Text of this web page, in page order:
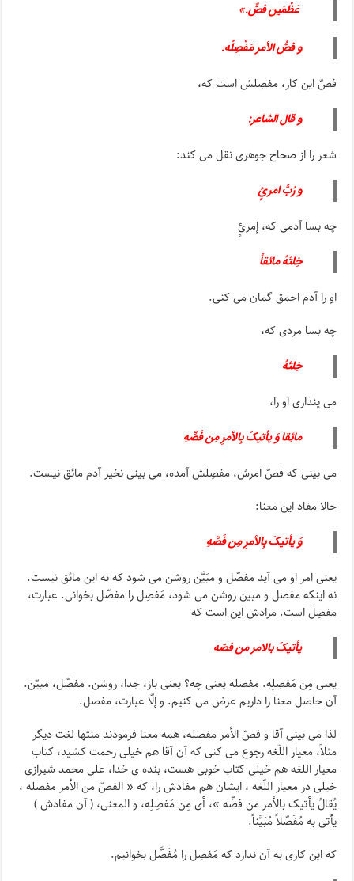
عَظْمَین فصٌّ.»
و فصُّ الأمر مَفْصِلُه.
فصّ این کار، مفصِلش است که،
و قال الشاعر:
شعر را از صحاح جوهری نقل می کند:
و رُبَّ امرئٍ
چه بسا آدمی که، إمرئٍ
خِلتَهُ مائقاً
او را آدم احمق گمان می کنی.
چه بسا مردی که،
خِلتَهُ
می پنداری او را،
مائِقا وَ یأتیکَ بِالأمرِ مِن فَصِّهِ
می بینی که فصّ امرش، مفصِلش آمده، می بینی نخیر آدم مائق نیست.
حالا مفاد این معنا:
وَ یأتیکَ بِالأمرِ مِن فَصِّهِ
یعنی امر او می آید مفصّل و مبَیَّن روشن می شود که نه این مائق نیست.
نه اینکه مفصل و مبین روشن می شود، مَفصِل را مفصّل بخوانی. عبارت،
مفصِل است. مرادش این است که
یأتیکَ بالامر من فصّه
یعنی مِن مَفصِلِهِ. مفصله یعنی چه؟ یعنی باز، جدا، روشن. مفصّل، مبیّن.
آن حاصل معنا را داریم عرض می کنیم. و إلّا عبارت، مفصل.
لذا می بینی آقا و فصّ الأمر مفصله، همه معنا فرمودند منتها لغت دیگر
مثلاً، معیار اللّغه رجوع می کنی که آن آقا هم خیلی زحمت کشید، کتاب
معیار اللغه هم خیلی کتاب خوبی هست، بنده ی خدا، علی محمد شیرازی
خیلی در معیار اللّغه ، ایشان هم مفادش را، که « الفصّ من الأمر مفصله ،
یُقالُ یأتیک بالأمر من فصِّه »، أی مِن مَفصِلِه، و المعنی، ( آن مفادش )
یأتی به مُفَصّلاً مُبَیَّناً.
که این کاری به آن ندارد که مَفصِل را مُفَصَّل بخوانیم.